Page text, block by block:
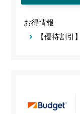
お得情報
【優待割引